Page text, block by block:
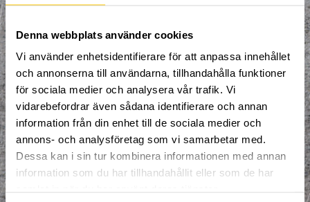
Denna webbplats använder cookies
Vi använder enhetsidentifierare för att anpassa innehållet
och annonserna till användarna, tillhandahålla funktioner
för sociala medier och analysera vår trafik. Vi
vidarebefordrar även sådana identifierare och annan
information från din enhet till de sociala medier och
annons- och analysföretag som vi samarbetar med.
Dessa kan i sin tur kombinera informationen med annan
information som du har tillhandahållit eller som de har
Klättring
LAN
Multisport
Mässa
NPF-Träning
Parkour
Påsk på Dome